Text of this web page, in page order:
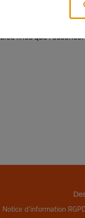
?
dû au rattrapage
fines que l’essence.
Notice d’information